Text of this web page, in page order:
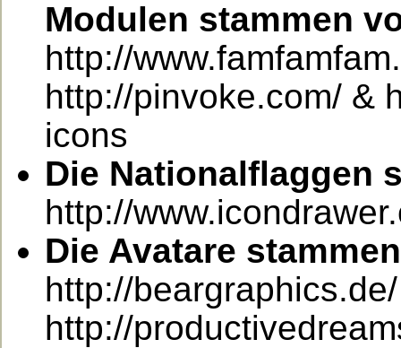
Modulen stammen
http://
http://pinvoke.com/ &
icons
Die Nationalflaggen
http://
Die Avatare
http://
http://